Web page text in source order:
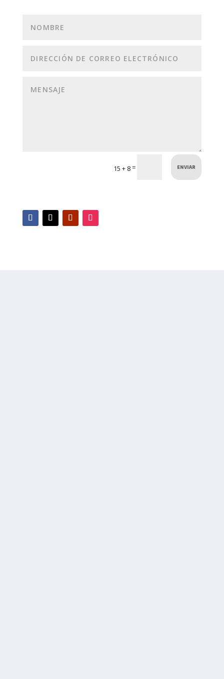
15 + 8= ENVIAR